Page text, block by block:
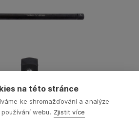
na této stránce
ke shromažďování a analýze
webu. Zjistit více